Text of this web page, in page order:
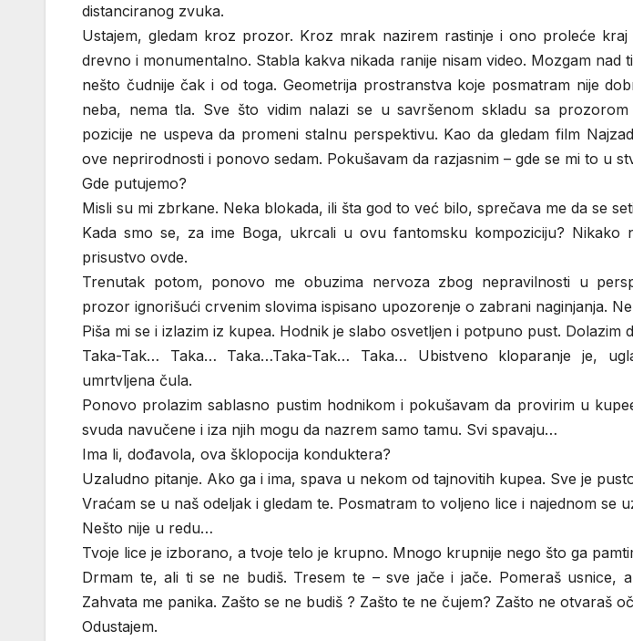
distanciranog zvuka.
Ustajem, gledam kroz prozor. Kroz mrak nazirem rastinje i ono proleće
drevno i monumentalno. Stabla kakva nikada ranije nisam video. Mozgam nad
nešto čudnije čak i od toga. Geometrija prostranstva koje posmatram nije
neba, nema tla. Sve što vidim nalazi se u savršenom skladu sa prozorom
pozicije ne uspeva da promeni stalnu perspektivu. Kao da gledam film
ove neprirodnosti i ponovo sedam. Pokušavam da razjasnim – gde se mi to u
Gde putujemo?
Misli su mi zbrkane. Neka blokada, ili šta god to već bilo, sprečava me da se
Kada smo se, za ime Boga, ukrcali u ovu fantomsku kompoziciju? Nikako
prisustvo ovde.
Trenutak potom, ponovo me obuzima nervoza zbog nepravilnosti u
prozor ignorišući crvenim slovima ispisano upozorenje o zabrani naginjanja.
Piša mi se i izlazim iz kupea. Hodnik je slabo osvetljen i potpuno pust. Dolazim
Taka-Tak… Taka… Taka…Taka-Tak… Taka… Ubistveno kloparanje je,
umrtvljena čula.
Ponovo prolazim sablasno pustim hodnikom i pokušavam da provirim u
svuda navučene i iza njih mogu da nazrem samo tamu. Svi spavaju…
Ima li, dođavola, ova šklopocija konduktera?
Uzaludno pitanje. Ako ga i ima, spava u nekom od tajnovitih kupea. Sve je
Vraćam se u naš odeljak i gledam te. Posmatram to voljeno lice i najednom se
Nešto nije u redu…
Tvoje lice je izborano, a tvoje telo je krupno. Mnogo krupnije nego što ga
Drmam te, ali ti se ne budiš. Tresem te – sve jače i jače. Pomeraš usnice,
Zahvata me panika. Zašto se ne budiš ? Zašto te ne čujem? Zašto ne otvaraš
Odustajem.